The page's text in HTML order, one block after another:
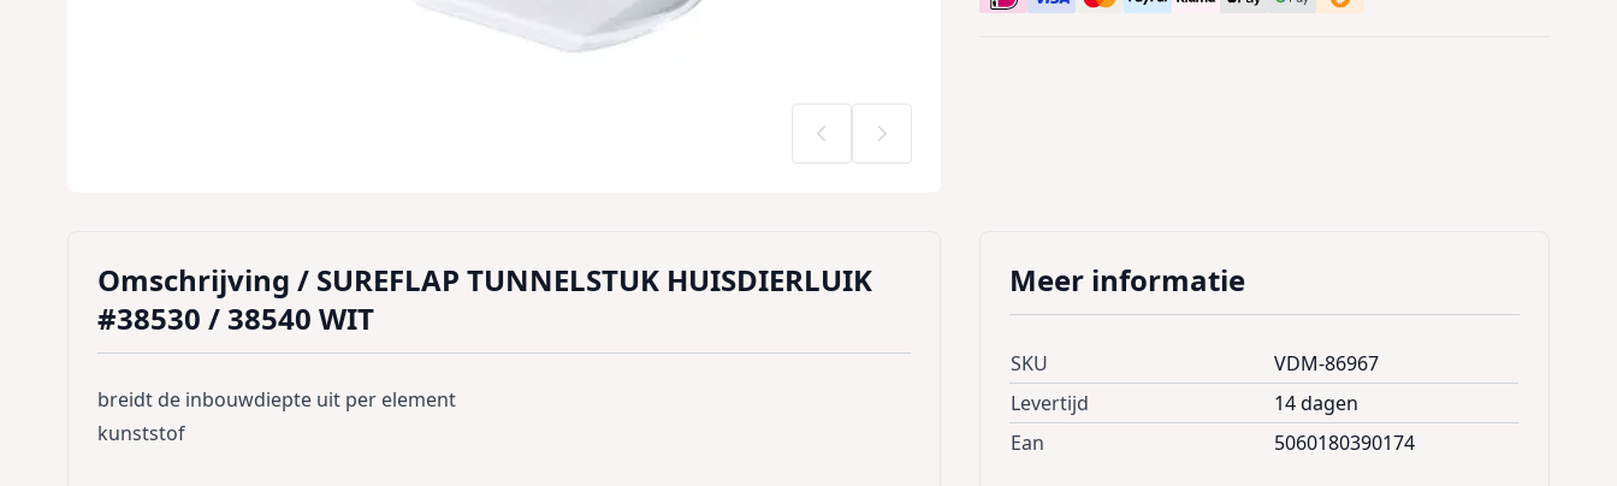
Omschrijving / SUREFLAP TUNNELSTUK HUISDIERLUIK
#38530 / 38540 WIT
breidt de inbouwdiepte uit per element
kunststof
Meer informatie
SKU
VDM-86967
Levertijd
14 dagen
Ean
5060180390174